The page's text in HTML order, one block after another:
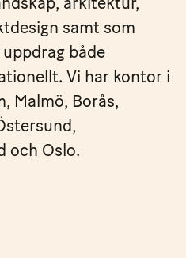
samt som
både
Vi har kontor i
Malmö, Borås,
och Oslo.